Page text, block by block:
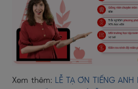
Xem thêm: LỄ TẠ ƠN TIẾNG